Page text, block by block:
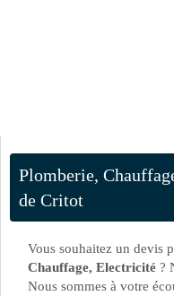
Plomberie,
de Critot
Vous souhaitez un devis
Chauffage, Electricité ?
Nous sommes à votre